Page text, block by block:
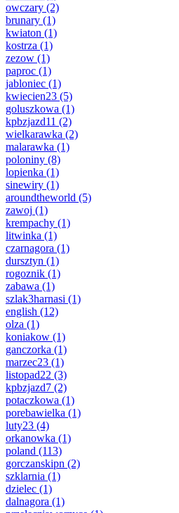
owczary (2)
brunary (1)
kwiaton (1)
kostrza (1)
zezow (1)
paproc (1)
jabloniec (1)
kwiecien23 (5)
goluszkowa (1)
kpbzjazd11 (2)
wielkarawka (2)
malarawka (1)
poloniny (8)
lopienka (1)
sinewiry (1)
aroundtheworld (5)
zawoj (1)
krempachy (1)
litwinka (1)
czarnagora (1)
dursztyn (1)
rogoznik (1)
zabawa (1)
szlak3harnasi (1)
english (12)
olza (1)
koniakow (1)
ganczorka (1)
marzec23 (1)
listopad22 (3)
kpbzjazd7 (2)
potaczkowa (1)
porebawielka (1)
luty23 (4)
orkanowka (1)
poland (113)
gorczanskipn (2)
szklarnia (1)
dzielec (1)
dalnagora (1)